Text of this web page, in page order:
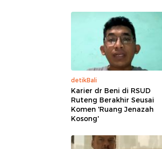
detikBali
Karier dr Beni di RSUD
Ruteng Berakhir Seusai
Komen 'Ruang Jenazah
Kosong'